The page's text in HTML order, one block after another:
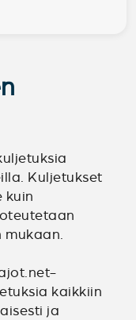
Kuljetukset
kuin
kaikkiin
ja